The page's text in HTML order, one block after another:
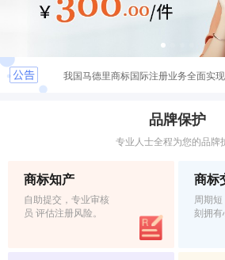
我国马德里商标国际注册业务全面实
国知局：启用尼斯分类第十一版2022
构卓企服搬迁公告
国知局：2022年启用修订后的商标书
全国知识产权质押信息平台可免费查询
品牌保护
专业人士全程为您的品牌
商标知产
自助提交，专业审核
员 评估注册风险。
商标
周期
刻拥有